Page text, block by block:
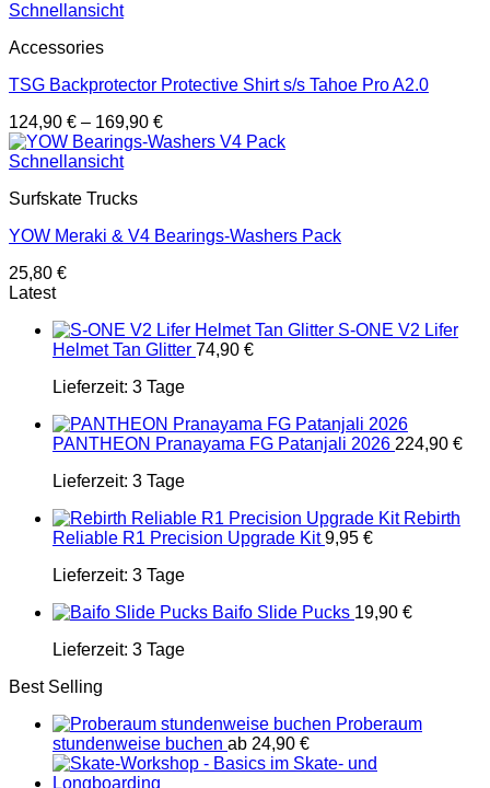
Schnellansicht
Accessories
TSG Backprotector Protective Shirt s/s Tahoe Pro A2.0
124,90 € – 169,90 €
Schnellansicht
Surfskate Trucks
YOW Meraki & V4 Bearings-Washers Pack
25,80 €
Latest
S-ONE V2 Lifer
Helmet Tan Glitter 74,90 €
Lieferzeit: 3 Tage
PANTHEON Pranayama FG Patanjali 2026 224,90 €
Lieferzeit: 3 Tage
Rebirth
Reliable R1 Precision Upgrade Kit 9,95 €
Lieferzeit: 3 Tage
Baifo Slide Pucks 19,90 €
Lieferzeit: 3 Tage
Best Selling
Proberaum
stundenweise buchen ab 24,90 €